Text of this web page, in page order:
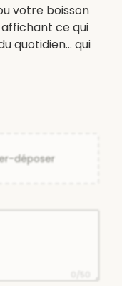
votre boisson
ce qui
quotidien… qui
déposer